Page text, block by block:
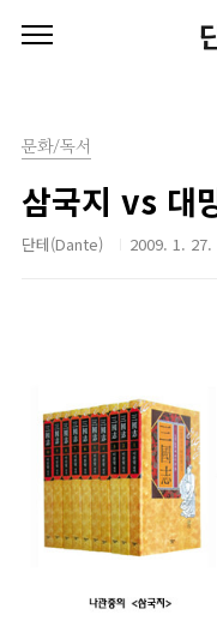
문화/독서
삼국지 vs 대
단테(Dante) 2009. 1. 27.